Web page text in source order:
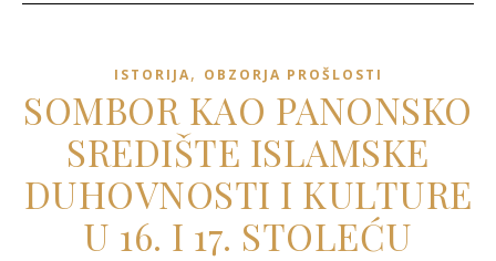
ISTORIJA, OBZORJA PROŠLOSTI
SOMBOR KAO PANONSKO
SREDIŠTE ISLAMSKE
DUHOVNOSTI I KULTURE
U 16. I 17. STOLEĆU